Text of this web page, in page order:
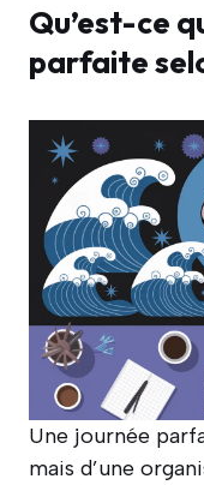
Qu’est-ce
parfaite
Une journée
mais d’une